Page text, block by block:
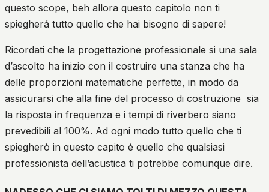
questo scope, beh allora questo capitolo non ti
spiegherá tutto quello che hai bisogno di sapere!
Ricordati che la progettazione professionale si una sala
d’ascolto ha inizio con il costruire una stanza che ha
delle proporzioni matematiche perfette, in modo da
assicurarsi che alla fine del processo di costruzione sia
la risposta in frequenza e i tempi di riverbero siano
prevedibili al 100%. Ad ogni modo tutto quello che ti
spiegherò in questo capito é quello che qualsiasi
professionista dell’acustica ti potrebbe comunque dire.